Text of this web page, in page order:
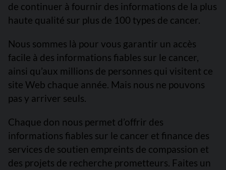
de continuer à fournir des informations de la plus
haute qualité sur plus de 100 types de cancer.
Nous sommes là pour vous garantir un accès
facile à des informations fiables sur le cancer,
ainsi qu’aux millions de personnes qui visitent ce
site Web chaque année. Mais nous ne pouvons
pas y arriver seuls.
Chaque don nous permet d’offrir des
informations fiables sur le cancer et finance des
services de soutien empreints de compassion et
des projets de recherche prometteurs. Faites un